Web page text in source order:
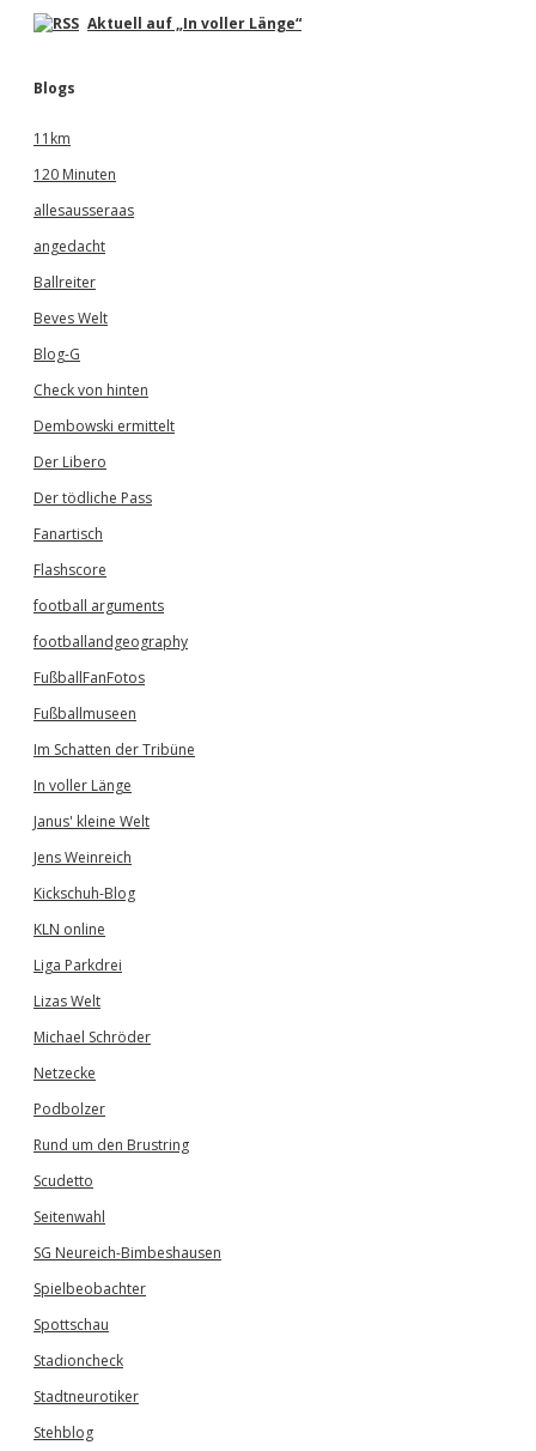
Aktuell auf „In voller Länge“
Blogs
11km
120 Minuten
allesausseraas
angedacht
Ballreiter
Beves Welt
Blog-G
Check von hinten
Dembowski ermittelt
Der Libero
Der tödliche Pass
Fanartisch
Flashscore
football arguments
footballandgeography
FußballFanFotos
Fußballmuseen
Im Schatten der Tribüne
In voller Länge
Janus' kleine Welt
Jens Weinreich
Kickschuh-Blog
KLN online
Liga Parkdrei
Lizas Welt
Michael Schröder
Netzecke
Podbolzer
Rund um den Brustring
Scudetto
Seitenwahl
SG Neureich-Bimbeshausen
Spielbeobachter
Spottschau
Stadioncheck
Stadtneurotiker
Stehblog